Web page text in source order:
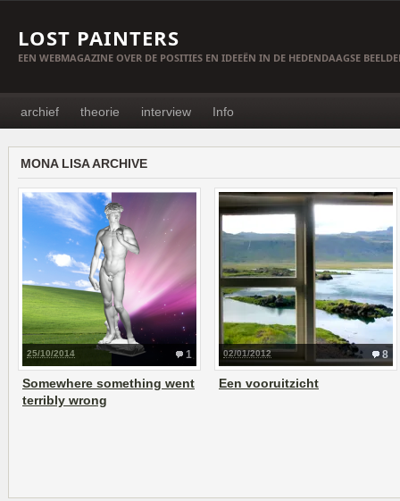
LOST PAINTERS
EEN WEBMAGAZINE OVER DE POSITIES EN IDEEËN IN DE HEDENDAAGSE
archief theorie interview Info
MONA LISA ARCHIVE
1
25/10/2014
Somewhere something went
terribly wrong
8
02/01/2012
Een vooruitzicht